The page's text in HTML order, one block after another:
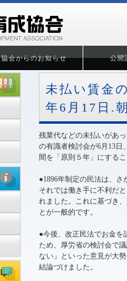
協会からのお知らせ 公開
未払い賃金
年6月17日.
残業代などの未払いがあ
の有識者検討会が6月13日
間を「原則５年」にするこ
●1896年制定の民法は、
それでは働き手に不利だ
れました。これに基づき
とが一般的です。
●今後、改正民法でお金を
ため、厚労省の検討会で
ない」といった意見が大
結論づけました。